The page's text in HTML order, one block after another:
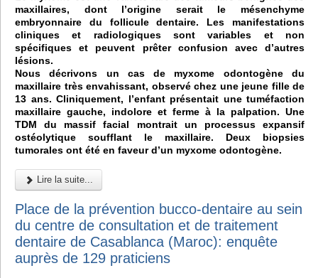
maxillaires, dont l’origine serait le mésenchyme
embryonnaire du follicule dentaire. Les manifestations
cliniques et radiologiques sont variables et non
spécifiques et peuvent prêter confusion avec d’autres
lésions.
Nous décrivons un cas de myxome odontogène du
maxillaire très envahissant, observé chez une jeune fille de
13 ans. Cliniquement, l’enfant présentait une tuméfaction
maxillaire gauche, indolore et ferme à la palpation. Une
TDM du massif facial montrait un processus expansif
ostéolytique soufflant le maxillaire. Deux biopsies
tumorales ont été en faveur d’un myxome odontogène.
Lire la suite...
Place de la prévention bucco-dentaire au sein
du centre de consultation et de traitement
dentaire de Casablanca (Maroc): enquête
auprès de 129 praticiens